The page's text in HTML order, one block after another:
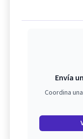
Envía
Coordina